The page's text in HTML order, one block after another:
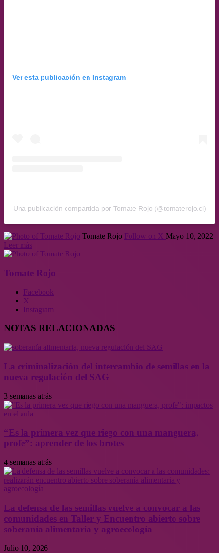
Ver esta publicación en Instagram
Una publicación compartida por Tomate Rojo (@tomaterojo.cl)
Tomate Rojo Follow on X Mayo 10, 2022
Leer más
Tomate Rojo
Facebook
X
Instagram
NOTAS RELACIONADAS
La criminalización del intercambio de semillas en la
nueva regulación del SAG
3 semanas atrás
“Es la primera vez que riego con una manguera,
profe”: aprender de los brotes
4 semanas atrás
La defensa de las semillas vuelve a convocar a las
comunidades en Taller y Encuentro abierto sobre
soberanía alimentaria y agroecología
Julio 10, 2026